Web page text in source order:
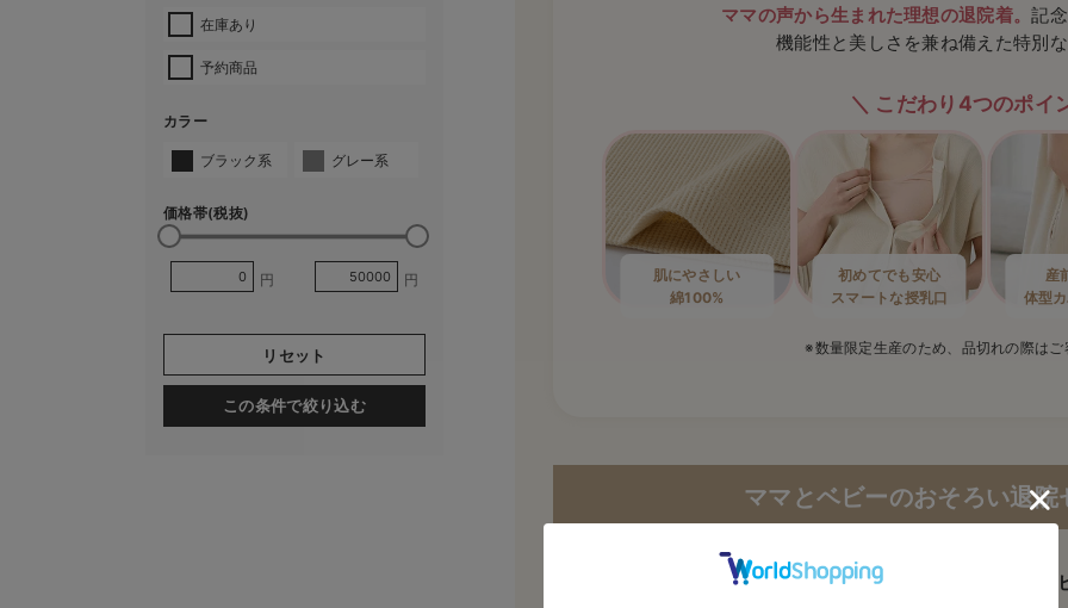
在庫あり
予約商品
カラー
ブラック系 グレー系
価格帯(税抜)
円 円
リセット
この条件で絞り込む
ママの声から生まれた理想の退院着。記
機能性と美しさを兼ね備えた特別
こだわり4つのポイ
肌にやさしい
綿100%
初めてでも安心
スマートな授乳口
産
体型
※数量限定生産のため、 品切れの際は
ママとベビーのおそろい退院
ママ&